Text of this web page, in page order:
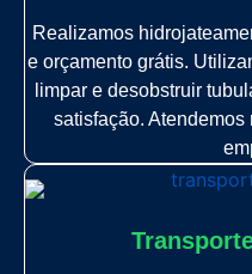
Realizamos
e orçamento grátis.
limpar e desobstruir
satisfação.